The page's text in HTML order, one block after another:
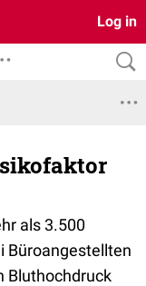
Log in
als 3.500
Büroangestellten
Bluthochdruck